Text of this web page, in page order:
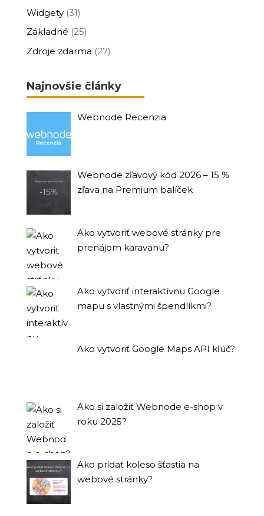
Widgety(31)
Základné (25)
Zdroje zdarma (27)
Najnovšie články
Webnode Recenzia
Webnode zľavový kód 2026 – 15 %
zľava na Premium balíček
Ako vytvoriť webové stránky pre
prenájom karavanu?
Ako vytvoriť interaktívnu Google
mapu s vlastnými špendlíkmi?
Ako vytvoriť Google Maps API kľúč?
Ako si založiť Webnode e-shop v
roku 2025?
Ako pridať koleso šťastia na
webové stránky?